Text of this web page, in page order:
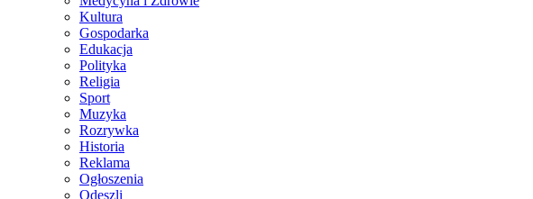
Kultura
Gospodarka
Edukacja
Polityka
Religia
Sport
Muzyka
Rozrywka
Historia
Reklama
Ogłoszenia
Odeszli